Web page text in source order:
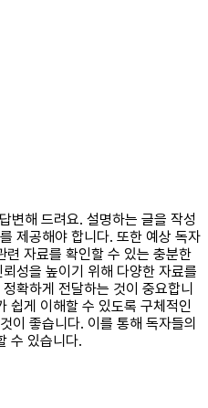
변해 드려요. 설명하는 글을 작성
제공해야 합니다. 또한 예상 독자
련 자료를 확인할 수 있는 충분한
성을 높이기 위해 다양한 자료를
확하게 전달하는 것이 중요합니
쉽게 이해할 수 있도록 구체적인
이 좋습니다. 이를 통해 독자들의
수 있습니다.